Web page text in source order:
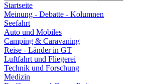
Startseite
Meinung - Debatte - Kolumnen
Seefahrt
Auto und Mobiles
Camping & Caravaning
Reise - Länder in GT
Luftfahrt und Fliegerei
Technik und Forschung
Medizin